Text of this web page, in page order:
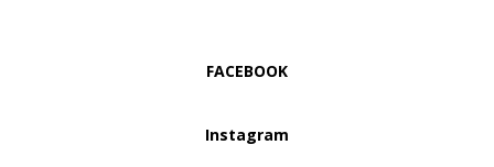
FACEBOOK
Instagram